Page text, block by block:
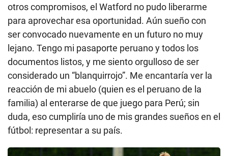
otros compromisos, el Watford no pudo liberarme
para aprovechar esa oportunidad. Aún sueño con
ser convocado nuevamente en un futuro no muy
lejano. Tengo mi pasaporte peruano y todos los
documentos listos, y me siento orgulloso de ser
considerado un “blanquirrojo”. Me encantaría ver la
reacción de mi abuelo (quien es el peruano de la
familia) al enterarse de que juego para Perú; sin
duda, eso cumpliría uno de mis grandes sueños en el
fútbol: representar a su país.